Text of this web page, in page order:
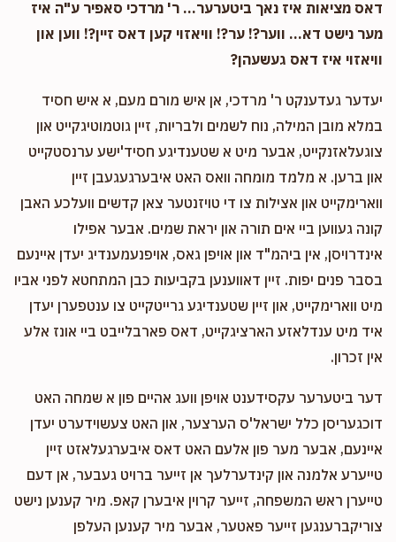
דאס מציאות איז נאך ביטערער... ר' מרדכי סאפיר ע"ה איז
מער נישט דא... ווער?! ער?! וויאזוי קען דאס זיין?! ווען און
וויאזוי איז דאס געשעהן?
יעדער געדענקט ר' מרדכי, אן איש מורם מעם, א איש חסיד
במלא מובן המילה, נוח לשמים ולבריות, זיין גוטמוטיגקייט און
צוגעלאזנקייט, אבער מיט א שטענדיגע חסיד'ישע ערנסטקייט
און ברען. א מלמד מומחה וואס האט איבערגעגעבן זיין
ווארימקייט און אצילות צו די טויזנטער צאן קדשים וועלכע האבן
קונה געווען ביי אים תורה און יראת שמים. אבער אפילו
אינדרויסן, אין ביהמ"ד און אויפן גאס, אויפנעמענדיג יעדן איינעם
בסבר פנים יפות. זיין דאווענען בקביעות כבן המתחטא לפני אביו
מיט ווארימקייט, און זיין שטענדיגע גרייטקייט צו ענטפערן יעדן
איד מיט ענדלאזע הארציגקייט, דאס פארבלייבט ביי אונז אלע
אין זכרון.
דער ביטערער עקסידענט אויפן וועג אהיים פון א שמחה האט
דוכגעריסן כלל ישראל'ס הערצער, און האט צעשוידערט יעדן
איינעם, אבער מער פון אלעם האט דאס איבערגעלאזט זיין
טייערע אלמנה און קינדערלעך אן זייער ברויט געבער, אן דעם
טייערן ראש המשפחה, זייער קרוין איבערן קאפ. מיר קענען נישט
צוריקברענגען זייער פאטער, אבער מיר קענען העלפן